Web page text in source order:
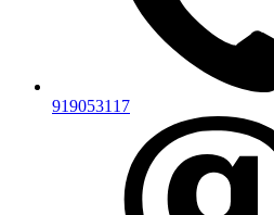
919053117